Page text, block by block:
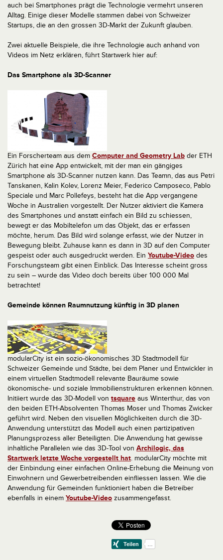
auch bei Smartphones prägt die Technologie vermehrt unseren
Alltag. Einige dieser Modelle stammen dabei von Schweizer
Startups, die an den grossen 3D-Markt der Zukunft glauben.
Zwei aktuelle Beispiele, die ihre Technologie auch anhand von
Videos im Netz erklären, führt Startwerk hier auf:
Das Smartphone als 3D-Scanner
Ein Forscherteam aus dem Computer and Geometry Lab der ETH
Zürich hat eine App entwickelt, mit der man ein gängiges
Smartphone als 3D-Scanner nutzen kann. Das Teamn, das aus Petri
Tanskanen, Kalin Kolev, Lorenz Meier, Federico Camposeco, Pablo
Speciale und Marc Pollefeys, besteht hat die App vergangene
Woche in Australien vorgestellt. Der Nutzer aktiviert die Kamera
des Smartphones und anstatt einfach ein Bild zu schiessen,
bewegt er das Mobiltelefon um das Objekt, das er erfassen
möchte, herum. Das Bild wird solange erfasst, wie der Nutzer in
Bewegung bleibt. Zuhause kann es dann in 3D auf den Computer
gespeist oder auch ausgedruckt werden. Ein Youtube-Video des
Forschungsteam gibt einen Einblick. Das Interesse scheint gross
zu sein – wurde das Video doch bereits über 100 000 Mal
betrachtet!
Gemeinde können Raumnutzung künftig in 3D planen
modularCity ist ein sozio-ökonomisches 3D Stadtmodell für
Schweizer Gemeinde und Städte, bei dem Planer und Entwickler in
einem virtuellen Stadtmodell relevante Bauräume sowie
ökonomische- und soziale Immobilienstrukturen erkennen können.
Initiiert wurde das 3D-Modell von tsquare aus Winterthur, das von
den beiden ETH-Absolventen Thomas Moser und Thomas Zwicker
geführt wird. Neben den visuellen Möglichkeiten durch die 3D-
Anwendung unterstützt das Modell auch einen partizipativen
Planungsprozess aller Beteiligten. Die Anwendung hat gewisse
inhaltliche Parallelen wie das 3D-Tool von Archilogic, das
Startwerk letzte Woche vorgestellt hat. modularCity möchte mit
der Einbindung einer einfachen Online-Erhebung die Meinung von
Einwohnern und Gewerbetreibenden einfliessen lassen. Wie die
Anwendung für Gemeinden funktioniert haben die Betreiber
ebenfalls in einem Youtube-Video zusammengefasst.